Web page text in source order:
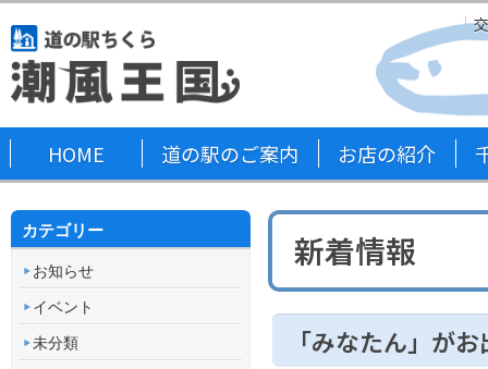
HOME 道の駅のご案内 お店の紹介
新着情報
「みなたん」が
カテゴリー
お知らせ
イベント
未分類